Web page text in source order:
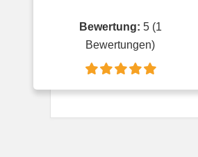
Bewertung: 5 (1
Bewertungen)